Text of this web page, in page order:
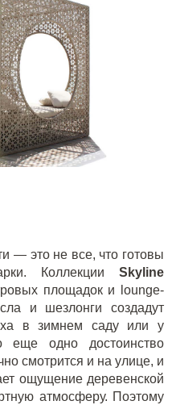
— это не все, что готовы
Коллекции Skyline
площадок и lounge-
и шезлонги создадут
в зимнем саду или у
еще одно достоинство
смотрится и на улице, и
ощущение деревенской
атмосферу. Поэтому